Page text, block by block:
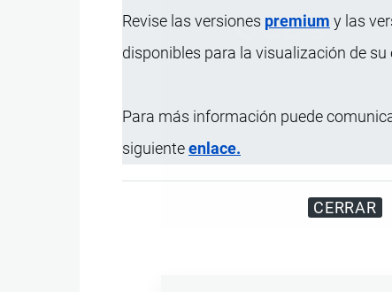
Revise las versiones premium y las
disponibles para la visualización de su
Para más información puede
siguienteenlace.
CERRAR
Registre su Empresa